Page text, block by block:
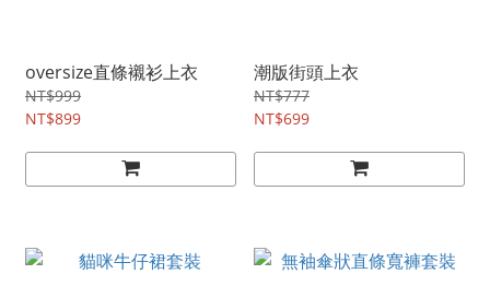
oversize直條襯衫上衣
NT$999
NT$899
潮版街頭上衣
NT$777
NT$699